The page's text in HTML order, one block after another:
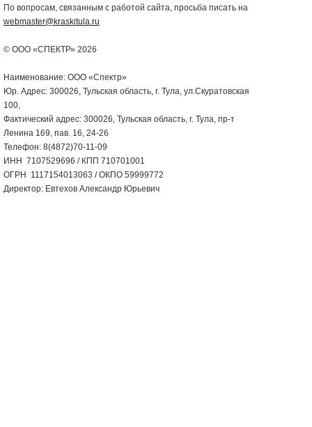
По вопросам, связанным с работой сайта, просьба писать на
webmaster@kraskitula.ru
© ООО «СПЕКТР» 2026
Наименование: ООО «Спектр»
Юр. Адрес: 300026, Тульская область, г. Тула, ул.Скуратовская
100,
Фактический адрес: 300026, Тульская область, г. Тула, пр-т
Ленина 169, пав. 16, 24-26
Телефон: 8(4872)70-11-09
ИНН 7107529696 / КПП 710701001
ОГРН 1117154013063 / ОКПО 59999772
Директор: Евтехов Александр Юрьевич